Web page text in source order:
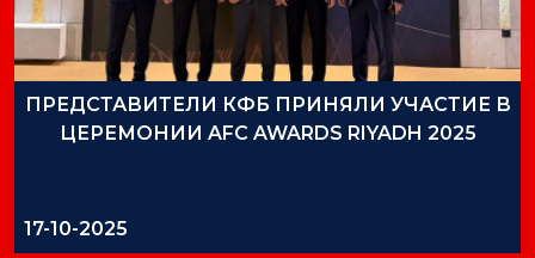
ПРЕДСТАВИТЕЛИ КФБ ПРИНЯЛИ УЧАСТИЕ В
ЦЕРЕМОНИИ AFC AWARDS RIYADH 2025
17-10-2025